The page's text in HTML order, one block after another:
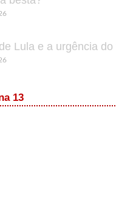
Lula e a urgência do
13